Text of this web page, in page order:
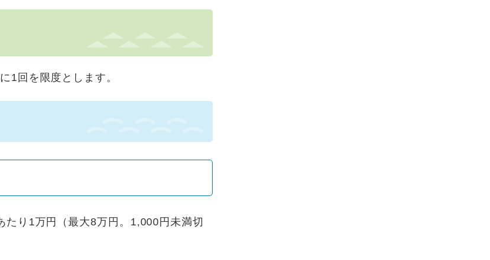
1回を限度とします。
り1万円（最大8万円。1,000円未満切